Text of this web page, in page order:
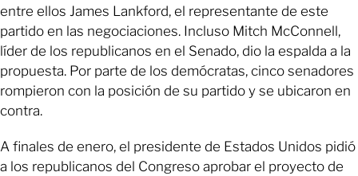
entre ellos James Lankford, el representante de este
partido en las negociaciones. Incluso Mitch McConnell,
líder de los republicanos en el Senado, dio la espalda a la
propuesta. Por parte de los demócratas, cinco senadores
rompieron con la posición de su partido y se ubicaron en
contra.
A finales de enero, el presidente de Estados Unidos pidió
a los republicanos del Congreso aprobar el proyecto de